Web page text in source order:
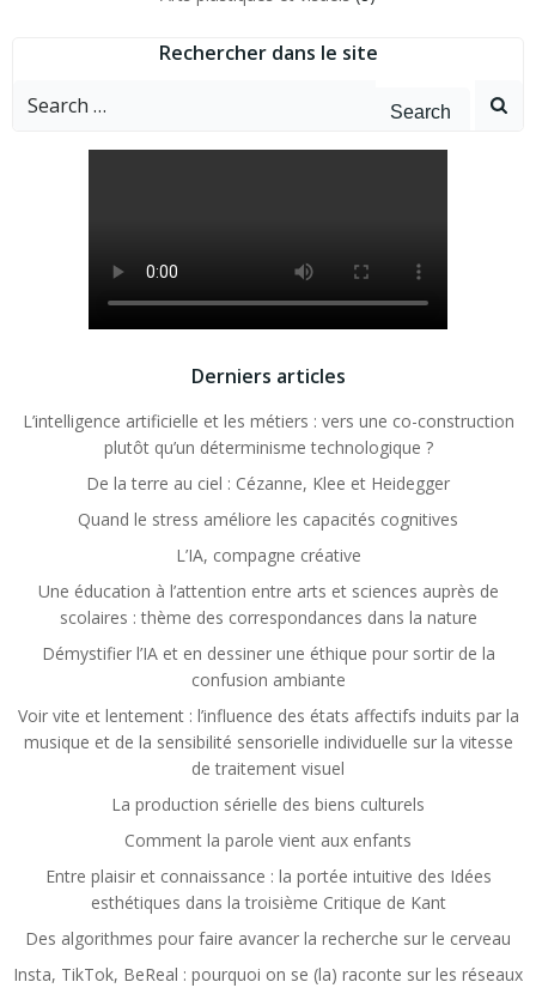
Rechercher dans le site
Search
Derniers articles
L’intelligence artificielle et les métiers : vers une co-construction
plutôt qu’un déterminisme technologique ?
De la terre au ciel : Cézanne, Klee et Heidegger
Quand le stress améliore les capacités cognitives
L’IA, compagne créative
Une éducation à l’attention entre arts et sciences auprès de
scolaires : thème des correspondances dans la nature
Démystifier l’IA et en dessiner une éthique pour sortir de la
confusion ambiante
Voir vite et lentement : l’influence des états affectifs induits par la
musique et de la sensibilité sensorielle individuelle sur la vitesse
de traitement visuel
La production sérielle des biens culturels
Comment la parole vient aux enfants
Entre plaisir et connaissance : la portée intuitive des Idées
esthétiques dans la troisième Critique de Kant
Des algorithmes pour faire avancer la recherche sur le cerveau
Insta, TikTok, BeReal : pourquoi on se (la) raconte sur les réseaux